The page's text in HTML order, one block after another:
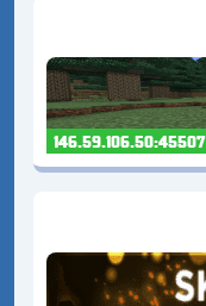
146.59.106.50:45507